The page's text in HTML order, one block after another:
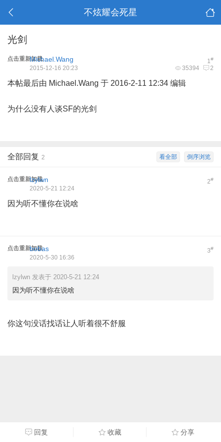
不炫耀会死星
光剑
点击重新加载 1#
Michael.Wang
35394 2
2015-12-16 20:23
本帖最后由 Michael.Wang 于 2016-2-11 12:34 编辑
为什么没有人谈SF的光剑
倒序浏览
看全部
全部回复 2
点击重新加载 2#
lzylwn
2020-5-21 12:24
因为听不懂你在说啥
点击重新加载 3#
bobas
2020-5-30 16:36
lzylwn 发表于 2020-5-21 12:24
因为听不懂你在说啥
你这句没话找话让人听着很不舒服
回复 收藏 分享